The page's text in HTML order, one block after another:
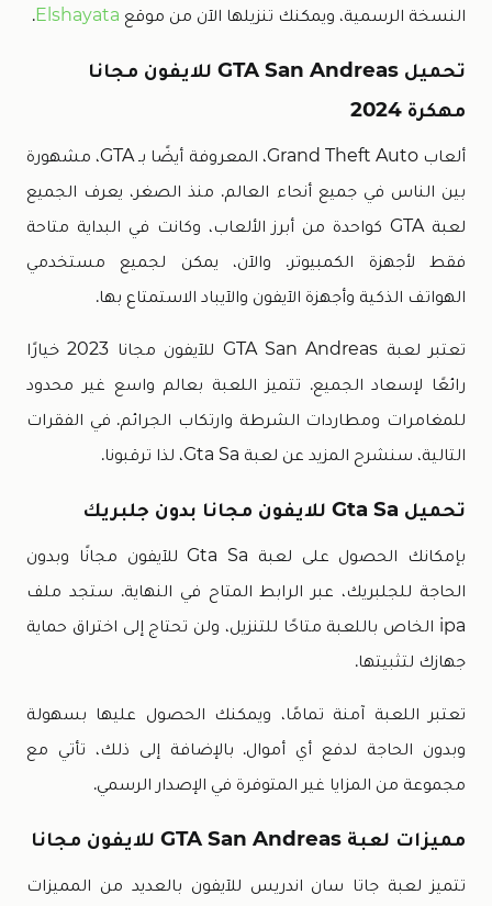
النسخة الرسمية، ويمكنك تنزيلها الآن من موقع Elshayata
.
تحميل GTA San Andreas للايفون مجانا
مهكرة 2024
ألعاب Grand Theft Auto، المعروفة أيضًا بـ GTA، مشهورة
بين الناس في جميع أنحاء العالم. منذ الصغر، يعرف الجميع
لعبة GTA كواحدة من أبرز الألعاب، وكانت في البداية متاحة
فقط لأجهزة الكمبيوتر. والآن، يمكن لجميع مستخدمي
الهواتف الذكية وأجهزة الآيفون والآيباد الاستمتاع بها.
تعتبر لعبة GTA San Andreas للآيفون مجانا 2023 خيارًا
رائعًا لإسعاد الجميع. تتميز اللعبة بعالم واسع غير محدود
للمغامرات ومطاردات الشرطة وارتكاب الجرائم. في الفقرات
التالية، سنشرح المزيد عن لعبة Gta Sa، لذا ترقبونا.
تحميل Gta Sa للايفون مجانا بدون جلبريك
بإمكانك الحصول على لعبة Gta Sa للآيفون مجانًا وبدون
الحاجة للجلبريك، عبر الرابط المتاح في النهاية. ستجد ملف
ipa الخاص باللعبة متاحًا للتنزيل، ولن تحتاج إلى اختراق حماية
جهازك لتثبيتها.
تعتبر اللعبة آمنة تمامًا، ويمكنك الحصول عليها بسهولة
وبدون الحاجة لدفع أي أموال. بالإضافة إلى ذلك، تأتي مع
مجموعة من المزايا غير المتوفرة في الإصدار الرسمي.
مميزات لعبة GTA San Andreas للايفون مجانا
تتميز لعبة جاتا سان اندريس للآيفون بالعديد من المميزات